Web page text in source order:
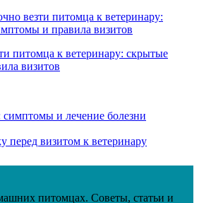
питомца к ветеринару: скрытые
визитов
и лечение болезни
перед визитом к ветеринару
питомцах. Советы, статьи и